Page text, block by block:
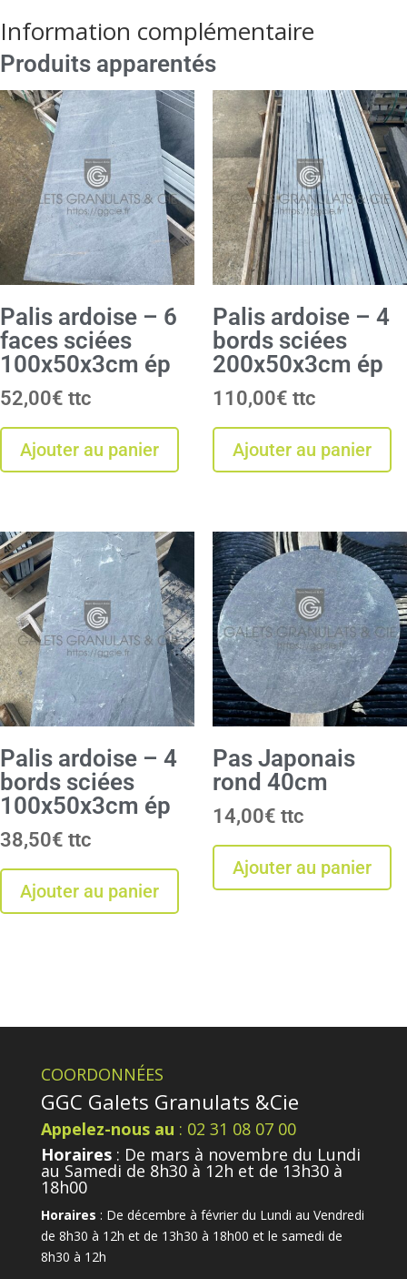
Information complémentaire
Produits apparentés
Palis ardoise – 6
faces sciées
100x50x3cm ép
52,00€
Ajouter au panier
Palis ardoise – 4
bords sciées
200x50x3cm ép
110,00€
Ajouter au panier
Palis ardoise – 4
bords sciées
100x50x3cm ép
38,50€
Ajouter au panier
Pas Japonais
rond 40cm
14,00€
Ajouter au panier
COORDONNÉES
GGC Galets Granulats &Cie
Appelez-nous au : 02 31 08 07 00
Horaires: De mars à novembre du Lundi
au Samedi de 8h30 à 12h et de 13h30 à
18h00
Horaires : De décembre à février du Lundi au Vendredi
de 8h30 à 12h et de 13h30 à 18h00 et le samedi de
8h30 à 12h